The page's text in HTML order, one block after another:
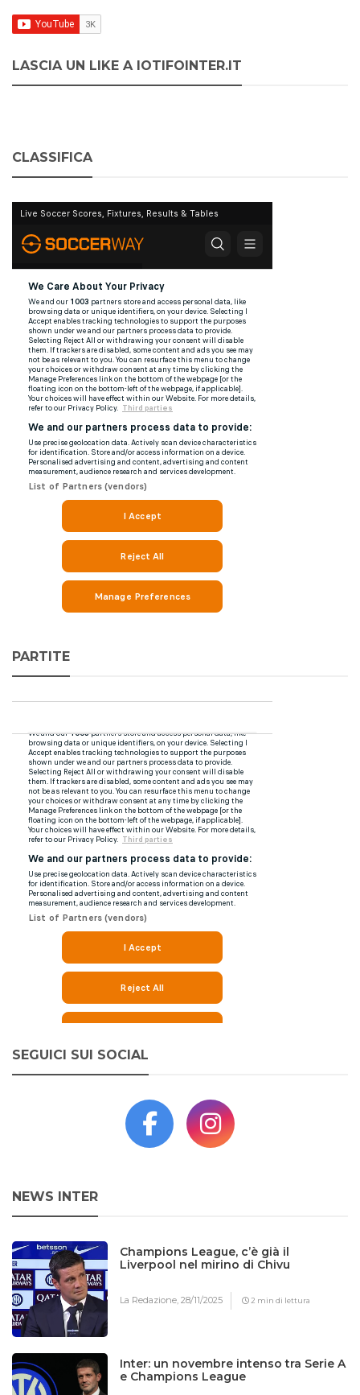
LASCIA UN LIKE A IOTIFOINTER.IT
CLASSIFICA
PARTITE
SEGUICI SUI SOCIAL
NEWS INTER
Champions League, c’è già il
Liverpool nel mirino di Chivu
La Redazione,28/11/2025 2 min di lettura
Inter: un novembre intenso tra Serie A
e Champions League